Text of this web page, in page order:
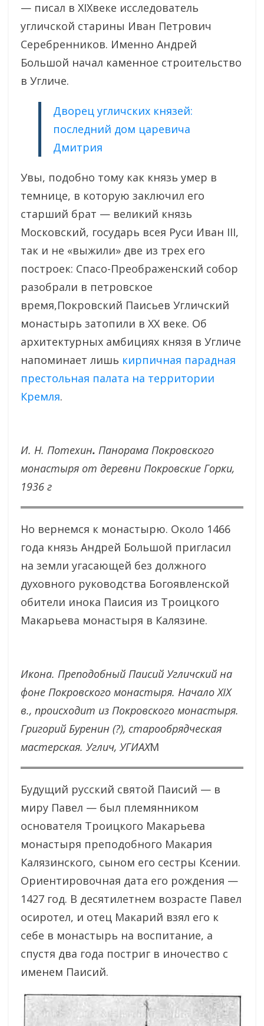
— писал в XIXвеке исследователь
угличской старины Иван Петрович
Серебренников. Именно Андрей
Большой начал каменное строительство
в Угличе.
Дворец угличских князей:
последний дом царевича
Дмитрия
Увы, подобно тому как князь умер в
темнице, в которую заключил его
старший брат — великий князь
Московский, государь всея Руси Иван III,
так и не «выжили» две из трех его
построек: Спасо-Преображенский собор
разобрали в петровское
время,Покровский Паисьев Угличский
монастырь затопили в ХХ веке. Об
архитектурных амбициях князя в Угличе
напоминает лишь кирпичная парадная
престольная палата на территории
Кремля.
И. Н. Потехин. Панорама Покровского
монастыря от деревни Покровские Горки,
1936 г
Но вернемся к монастырю. Около 1466
года князь Андрей Большой пригласил
на земли угасающей без должного
духовного руководства Богоявленской
обители инока Паисия из Троицкого
Макарьева монастыря в Калязине.
Икона. Преподобный Паисий Угличский на
фоне Покровского монастыря. Начало XIX
в., происходит из Покровского монастыря.
Григорий Буренин (?), старообрядческая
мастерская. Углич, УГИАХМ
Будущий русский святой Паисий — в
миру Павел — был племянником
основателя Троицкого Макарьева
монастыря преподобного Макария
Калязинского, сыном его сестры Ксении.
Ориентировочная дата его рождения —
1427 год. В десятилетнем возрасте Павел
осиротел, и отец Макарий взял его к
себе в монастырь на воспитание, а
спустя два года постриг в иночество с
именем Паисий.